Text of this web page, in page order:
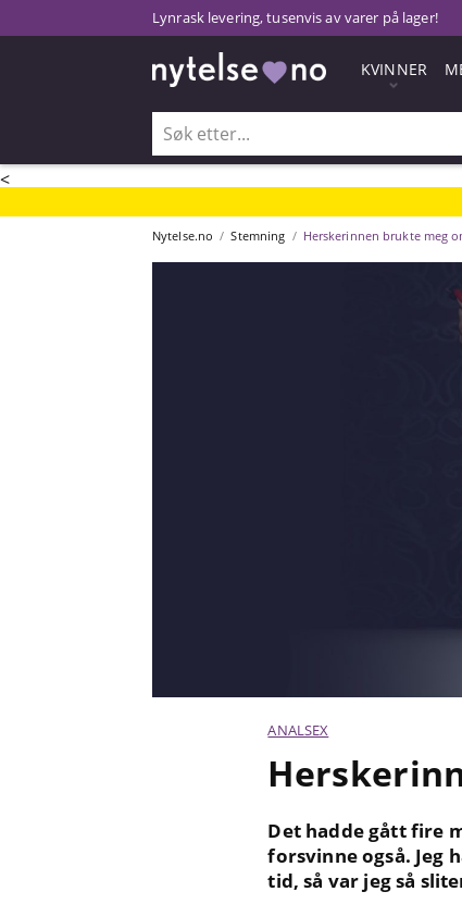
<
Lynrask levering, tusenvis av varer på lager!
KVINNER
Nytelse.no Stemning Herskerinnen brukte meg
ANALSEX
Det hadde gått fire
forsvinne også. Jeg
tid, så var jeg så